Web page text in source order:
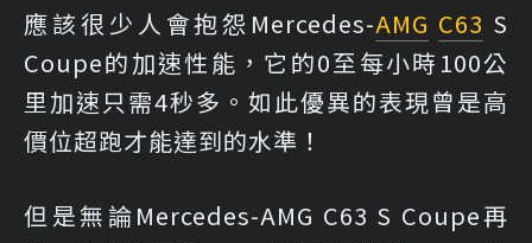
應該很少人會抱怨Mercedes-AMG C63 S
Coupe的加速性能，它的0至每小時100公
里加速只需4秒多。如此優異的表現曾是高
價位超跑才能達到的水準！
但是無論Mercedes-AMG C63 S Coupe再